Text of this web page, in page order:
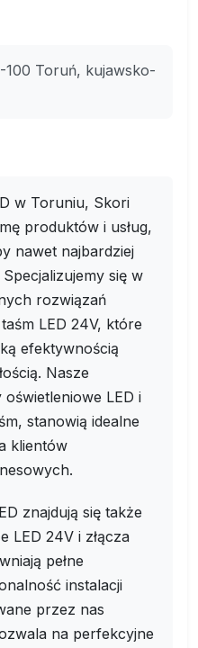
100 Toruń, kujawsko-
w Toruniu, Skori
produktów i usług,
nawet najbardziej
się w
rozwiązań
LED 24V, które
efektywnością
Nasze
LED i
stanowią idealne
klientów
znajdują się także
LED 24V i złącza
pełne
instalacji
przez nas
na perfekcyjne